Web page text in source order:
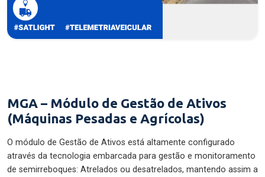
MGA – Módulo de Gestão de Ativos
(Máquinas Pesadas e Agrícolas)
O módulo de Gestão de Ativos está altamente configurado
através da tecnologia embarcada para gestão e monitoramento
de semirreboques: Atrelados ou desatrelados, mantendo assim a